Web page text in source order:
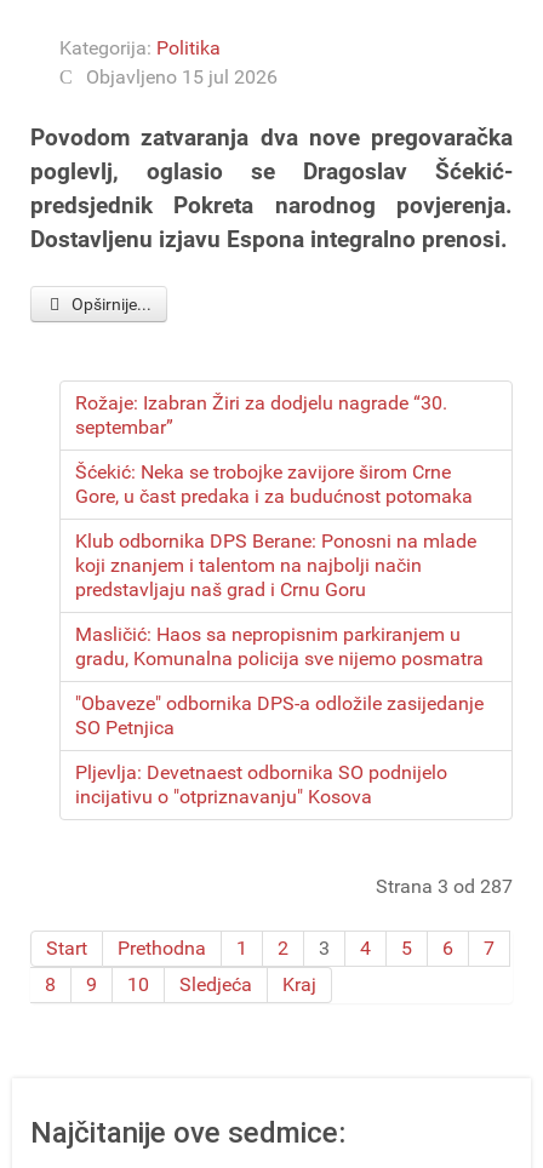
Kategorija: Politika
Objavljeno 15 jul 2026
Povodom zatvaranja dva nove pregovaračka
poglevlj, oglasio se Dragoslav Šćekić-
predsjednik Pokreta narodnog povjerenja.
Dostavljenu izjavu Espona integralno prenosi.
Opširnije...
Rožaje: Izabran Žiri za dodjelu nagrade “30.
septembar”
Šćekić: Neka se trobojke zavijore širom Crne
Gore, u čast predaka i za budućnost potomaka
Klub odbornika DPS Berane: Ponosni na mlade
koji znanjem i talentom na najbolji način
predstavljaju naš grad i Crnu Goru
Masličić: Haos sa nepropisnim parkiranjem u
gradu, Komunalna policija sve nijemo posmatra
"Obaveze" odbornika DPS-a odložile zasijedanje
SO Petnjica
Pljevlja: Devetnaest odbornika SO podnijelo
incijativu o "otpriznavanju" Kosova
Strana 3 od 287
Start Prethodna 1 2 3 4 5 6
7
8
9 10 Sledjeća Kraj
Najčitanije ove sedmice: